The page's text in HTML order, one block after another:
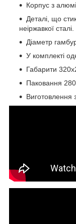
Корпус з
Деталі, що
неіржавкої сталі.
Діаметр
У комплекті
Габарити
Паковання
Виготовлення